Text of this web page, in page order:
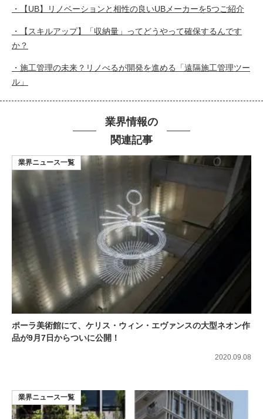
・【UB】リノベーションと相性の良いUBメーカーを5つご紹介
・【スキルアップ】「収納量」ってどうやって確保するんです
か？
・施工管理の未来？リノべるが開発を進める「遠隔施工管理ツー
ル」
業界情報の
関連記事
ポーラ美術館にて、ケリス・ウィン・エヴァンスの大型ネオン作
品が9月7日からついに公開！
業界ニュース一覧
2020.09.08
業界ニュース一覧